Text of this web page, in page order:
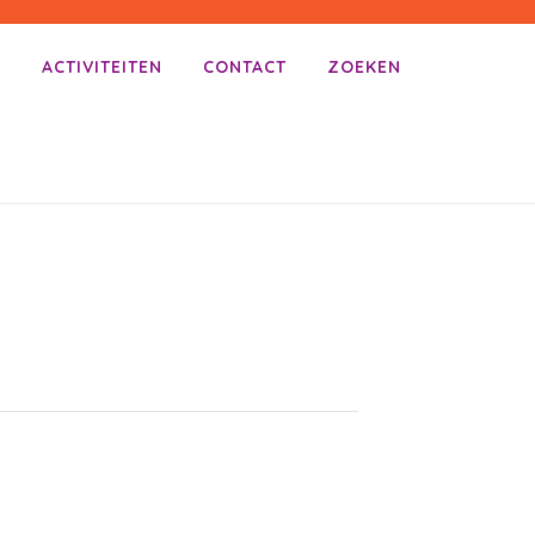
ACTIVITEITEN CONTACT ZOEKEN